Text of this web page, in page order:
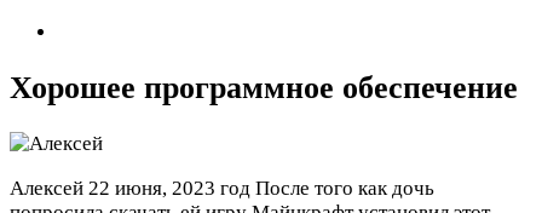
Хорошее программное обеспечение
Алексей 22 июня, 2023 год После того как дочь